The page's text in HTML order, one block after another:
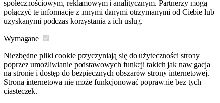
społecznościowym, reklamowym i analitycznym. Partnerzy mogą
połączyć te informacje z innymi danymi otrzymanymi od Ciebie lub
uzyskanymi podczas korzystania z ich usług.
Wymagane
Niezbędne pliki cookie przyczyniają się do użyteczności strony
poprzez umożliwianie podstawowych funkcji takich jak nawigacja
na stronie i dostęp do bezpiecznych obszarów strony internetowej.
Strona internetowa nie może funkcjonować poprawnie bez tych
ciasteczek.